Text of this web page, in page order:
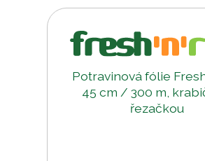
Potravinová fólie
45 cm / 300 m,
řezačkou